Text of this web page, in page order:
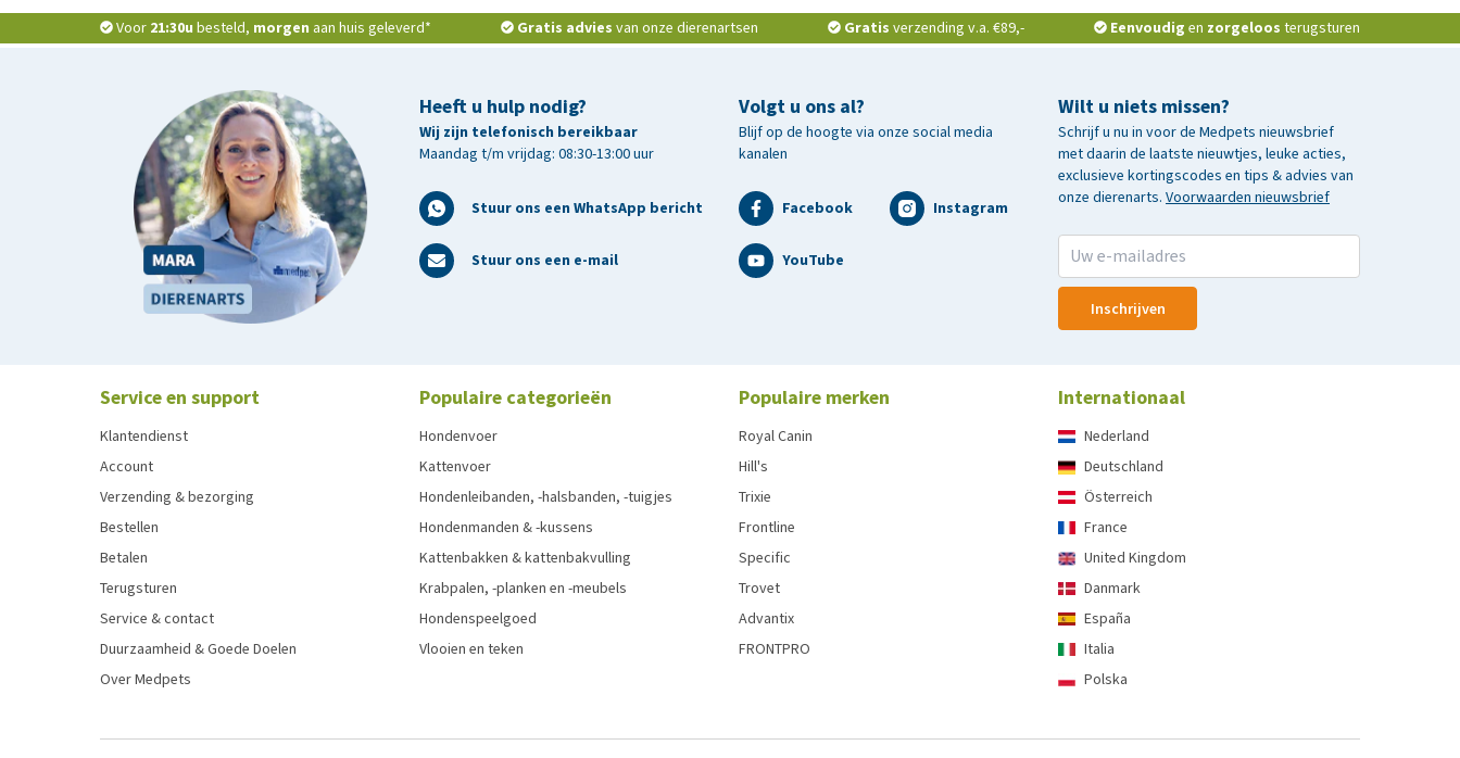
Voor 21:30u besteld, morgen aan huis geleverd* Gratis advies van onze dierenartsen Gratis verzending v.a. €89,- Eenvoudig en zorgeloos terugsturen
Heeft u hulp nodig?
Wij zijn telefonisch bereikbaar
Maandag t/m vrijdag: 08:30-13:00 uur
Stuur ons een WhatsApp bericht
Stuur ons een e-mail
Wilt u niets missen?
Schrijf u nu in voor de Medpets nieuwsbrief
met daarin de laatste nieuwtjes, leuke acties,
exclusieve kortingscodes en tips & advies van
onze dierenarts. Voorwaarden nieuwsbrief
Inschrijven
Volgt u ons al?
Blijf op de hoogte via onze social media
kanalen
Facebook Instagram
YouTube
Service en support
Klantendienst
Account
Verzending & bezorging
Bestellen
Betalen
Terugsturen
Service & contact
Duurzaamheid & Goede Doelen
Over Medpets
Populaire categorieën
Hondenvoer
Kattenvoer
Hondenleibanden, -halsbanden, -tuigjes
Hondenmanden & -kussens
Kattenbakken & kattenbakvulling
Krabpalen, -planken en -meubels
Hondenspeelgoed
Vlooien en teken
Populaire merken
Royal Canin
Hill's
Trixie
Frontline
Specific
Trovet
Advantix
FRONTPRO
Internationaal
Nederland
Deutschland
Österreich
France
United Kingdom
Danmark
España
Italia
Polska